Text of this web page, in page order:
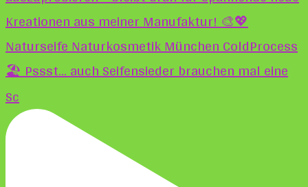
🏖️ Pssst... auch Seifensieder brauchen mal eine
Sc